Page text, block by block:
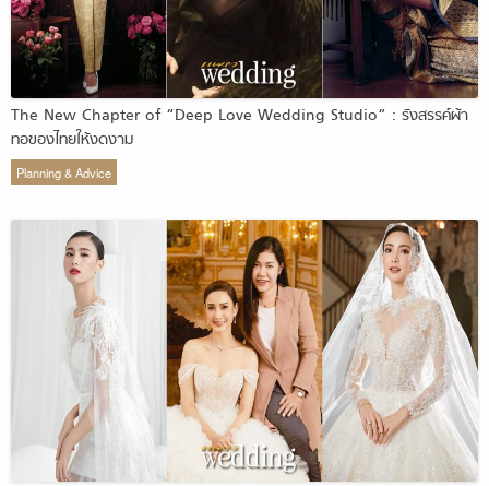
The New Chapter of “Deep Love Wedding Studio” : รังสรรค์ผ้า
ทอของไทยให้งดงาม
Planning & Advice